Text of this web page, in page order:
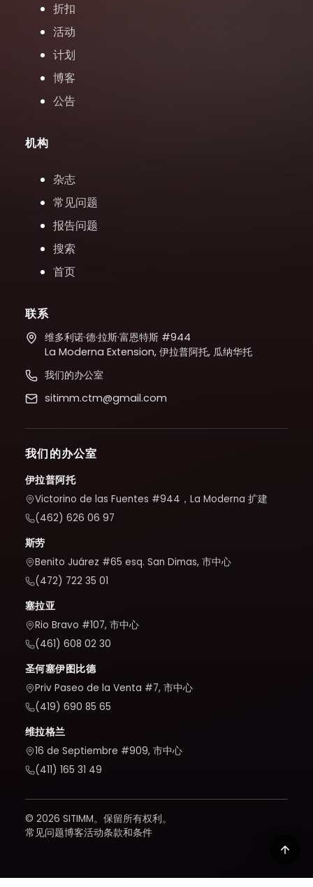
折扣
活动
计划
博客
公告
机构
杂志
常见问题
报告问题
搜索
首页
联系
维多利诺·德·拉斯·富恩特斯 #944
La Moderna Extension, 伊拉普阿托, 瓜纳华托
我们的办公室
sitimm.ctm@gmail.com
我们的办公室
伊拉普阿托
Victorino de las Fuentes #944，La Moderna 扩建
(462) 626 06 97
斯劳
Benito Juárez #65 esq. San Dimas, 市中心
(472) 722 35 01
塞拉亚
Rio Bravo #107, 市中心
(461) 608 02 30
圣何塞伊图比德
Priv Paseo de la Venta #7, 市中心
(419) 690 85 65
维拉格兰
16 de Septiembre #909, 市中心
(411) 165 31 49
© 2026 SITIMM。保留所有权利。
常见问题博客活动条款和条件